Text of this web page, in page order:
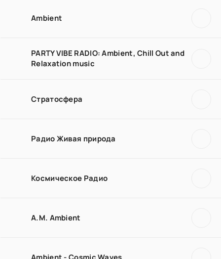
Ambient
PARTY VIBE RADIO: Ambient, Chill Out and
Relaxation music
Стратосфера
Радио Живая природа
Космическое Радио
A.M. Ambient